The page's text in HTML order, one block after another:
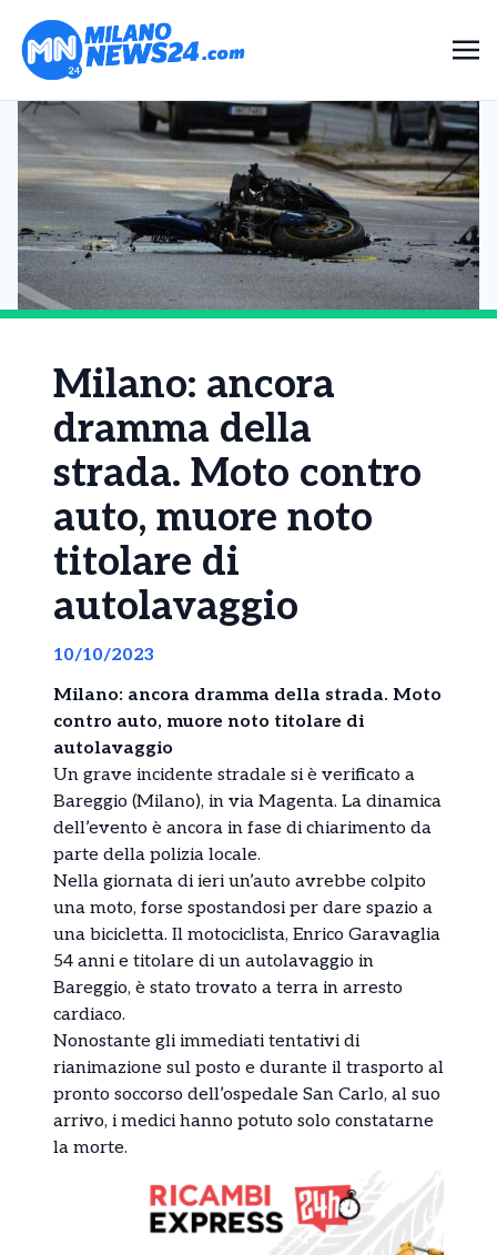
Milano: ancora
dramma della
strada. Moto contro
auto, muore noto
titolare di
autolavaggio
10/10/2023
Milano: ancora dramma della strada. Moto
contro auto, muore noto titolare di
autolavaggio
Un grave incidente stradale si è verificato a
Bareggio (Milano), in via Magenta. La dinamica
dell’evento è ancora in fase di chiarimento da
parte della polizia locale.
Nella giornata di ieri un’auto avrebbe colpito
una moto, forse spostandosi per dare spazio a
una bicicletta. Il motociclista, Enrico Garavaglia
54 anni e titolare di un autolavaggio in
Bareggio, è stato trovato a terra in arresto
cardiaco.
Nonostante gli immediati tentativi di
rianimazione sul posto e durante il trasporto al
pronto soccorso dell’ospedale San Carlo, al suo
arrivo, i medici hanno potuto solo constatarne
la morte.